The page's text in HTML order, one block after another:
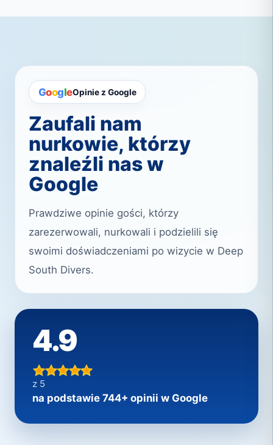
GoogleOpinie z Google
Zaufali nam
nurkowie, którzy
znaleźli nas w
Google
Prawdziwe opinie gości, którzy
zarezerwowali, nurkowali i podzielili się
swoimi doświadczeniami po wizycie w Deep
South Divers.
4.9
z 5
na podstawie 744+ opinii w Google